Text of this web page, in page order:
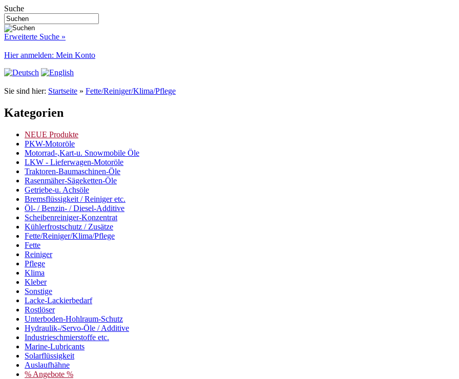
Suche
Erweiterte Suche »
Hier anmelden: Mein Konto
Sie sind hier: Startseite » Fette/Reiniger/Klima/Pflege
Kategorien
NEUE Produkte
PKW-Motoröle
Motorrad-,Kart-u. Snowmobile Öle
LKW - Lieferwagen-Motoröle
Traktoren-Baumaschinen-Öle
Rasenmäher-Sägeketten-Öle
Getriebe-u. Achsöle
Bremsflüssigkeit / Reiniger etc.
Öl- / Benzin- / Diesel-Additive
Scheibenreiniger-Konzentrat
Kühlerfrostschutz / Zusätze
Fette/Reiniger/Klima/Pflege
Fette
Reiniger
Pflege
Klima
Kleber
Sonstige
Lacke-Lackierbedarf
Rostlöser
Unterboden-Hohlraum-Schutz
Hydraulik-/Servo-Öle / Additive
Industrieschmierstoffe etc.
Marine-Lubricants
Solarflüssigkeit
Auslaufhähne
% Angebote %